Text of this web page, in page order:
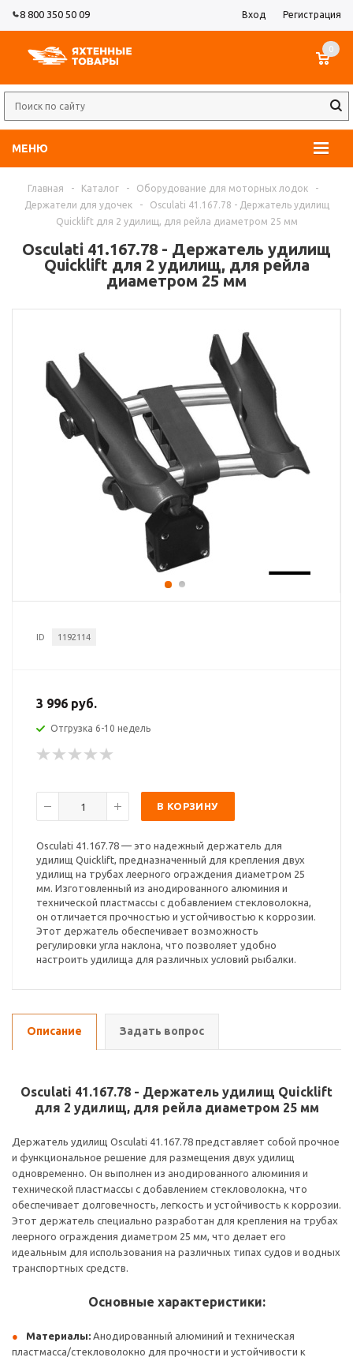
8 800 350 50 09 Вход Регистрация
МЕНЮ
0
Главная - Каталог - Оборудование для моторных лодок
-
Держатели для удочек
-
Osculati 41.167.78 - Держатель удилищ
Quicklift для 2 удилищ, для рейла диаметром 25 мм
Osculati 41.167.78 - Держатель удилищ
Quicklift для 2 удилищ, для рейла
диаметром 25 мм
ID 1192114
3 996 руб.
Отгрузка 6-10 недель
В КОРЗИНУ
Osculati 41.167.78 — это надежный держатель для
удилищ Quicklift, предназначенный для крепления двух
удилищ на трубах леерного ограждения диаметром 25
мм. Изготовленный из анодированного алюминия и
технической пластмассы с добавлением стекловолокна,
он отличается прочностью и устойчивостью к коррозии.
Этот держатель обеспечивает возможность
регулировки угла наклона, что позволяет удобно
настроить удилища для различных условий рыбалки.
Описание Задать вопрос
Osculati 41.167.78 - Держатель удилищ Quicklift
для 2 удилищ, для рейла диаметром 25 мм
Держатель удилищ Osculati 41.167.78 представляет собой прочное
и функциональное решение для размещения двух удилищ
одновременно. Он выполнен из анодированного алюминия и
технической пластмассы с добавлением стекловолокна, что
обеспечивает долговечность, легкость и устойчивость к коррозии.
Этот держатель специально разработан для крепления на трубах
леерного ограждения диаметром 25 мм, что делает его
идеальным для использования на различных типах судов и водных
транспортных средств.
Основные характеристики:
Материалы: Анодированный алюминий и техническая
пластмасса/стекловолокно для прочности и устойчивости к